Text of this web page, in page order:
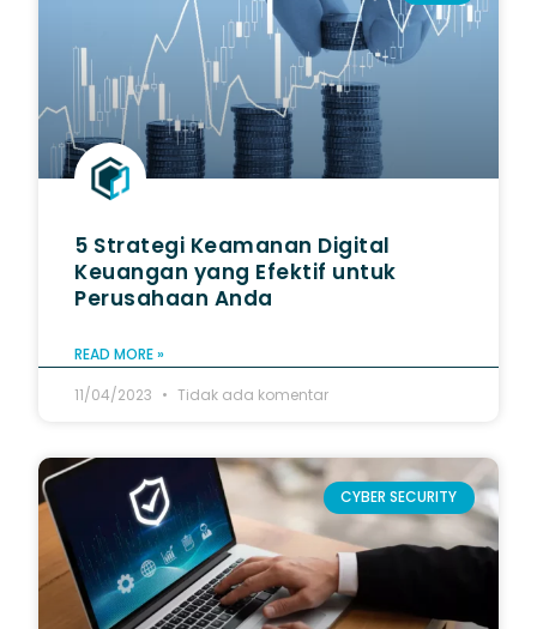
5 Strategi Keamanan Digital
Keuangan yang Efektif untuk
Perusahaan Anda
READ MORE »
11/04/2023
Tidak ada komentar
CYBER SECURITY